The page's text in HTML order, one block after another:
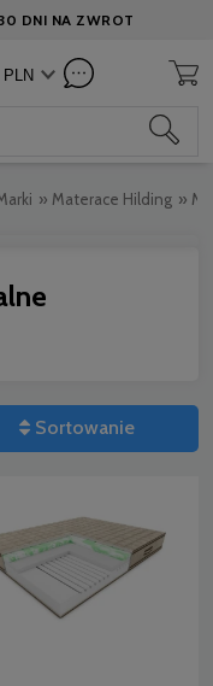
DNI NA ZWROT
» Materace Hilding »
Sortowanie